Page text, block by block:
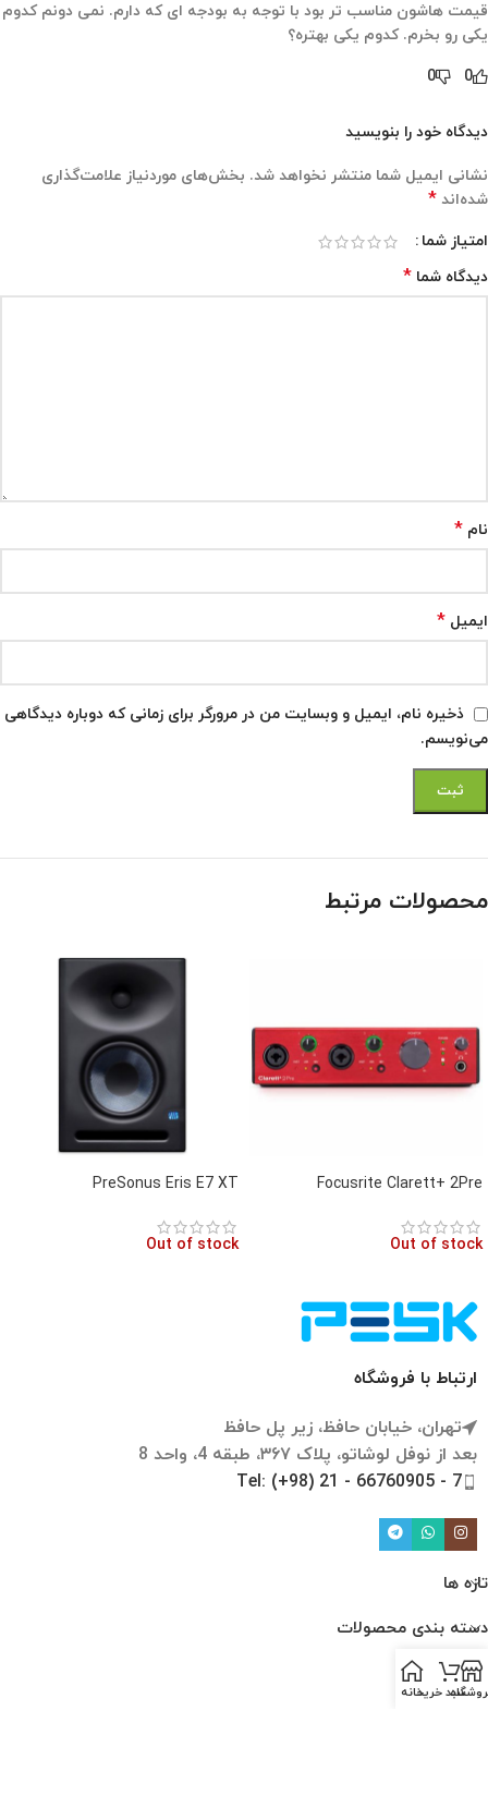
قیمت هاشون مناسب تر بود با توجه به بودجه ای که دارم. نمی دونم کدوم
یکی رو بخرم. کدوم یکی بهتره؟
0
0
دیدگاه خود را بنویسید
نشانی ایمیل شما منتشر نخواهد شد. بخش‌های موردنیاز علامت‌گذاری
شده‌اند *
امتیاز شما
دیدگاه شما *
نام *
ایمیل *
ذخیره نام، ایمیل و وبسایت من در مرورگر برای زمانی که دوباره دیدگاهی
می‌نویسم.
محصولات مرتبط
Focusrite Clarett+ 2Pre
Out of stock
PreSonus Eris E7 XT
Out of stock
ارتباط با فروشگاه
تهران، خیابان حافظ، زیر پل حافظ
بعد از نوفل لوشاتو، پلاک ۳۶۷، طبقه 4، واحد 8
Tel: (+98) 21 - 66760905 - 7
تازه ها
دسته بندی محصولات
لینک ها
سبد خریدخانه